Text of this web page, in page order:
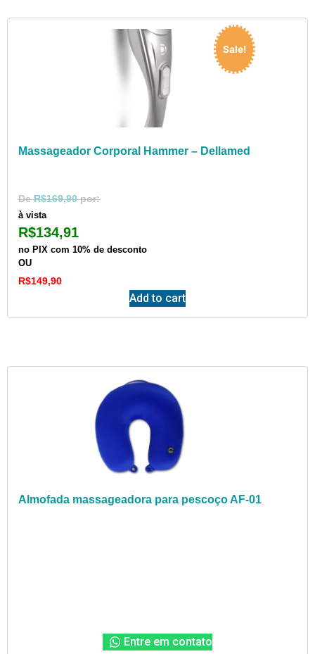
Sale!
Massageador Corporal Hammer – Dellamed
R$169,90
R$149,90
à vista
R$134,91
no PIX com 10% de desconto
OU
Add to cart
Almofada massageadora para pescoço AF-01
Entre em contato